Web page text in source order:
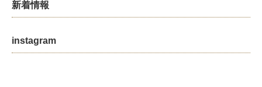
新着情報
instagram